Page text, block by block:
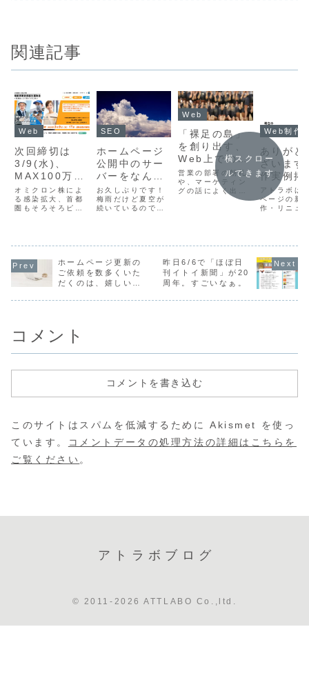
関連記事
Web
次回締切は
3/9(水)、
MAX100万円
の補助金！中
小企業向け・
小規模事業者
枠>が受付
中！
オミクロン株によ
る感染拡大、首都
圏もそろそろピー
いる人も結構キツ
そうなので…注意
しながらポストコ
ロナを夢見る
SEO
ホームページ
公開中のサー
バーをなんと
かしたい！に
もお応えしま
す。
お久しぶりです！
梅雨だけど夏空が
続いているので
トとのお打ち合わ
せ時に出る話なの
ですが「ウチ、
◯◯のサーバーな
Web
「裸足の島」
を創り出す、
Web上でのマ
ーケティング
営業の部署の朝礼
や、マーケティン
グの話によく出て
くる「裸足の島」
れた記憶がありま
Web制作
ありがと
ざいます
作実例掲
200件に
アトラボは
ページの新
作・リニュ
ムページに
させていた
おります。
が昨日200
横スクロー
ルできます
ホームページ更新の
ご依頼を数多くいた
だくのは、嬉しいこ
昨日6/6で「ほぼ日
刊イトイ新聞」が20
周年。すごいなぁ。
コメント
コメントを書き込む
このサイトはスパムを低減するために Akismet を使っ
ています。
コメントデータの処理方法の詳細はこちらを
ご覧ください 。
アトラボブログ
© 2011-2026 ATTLABO Co.,ltd.